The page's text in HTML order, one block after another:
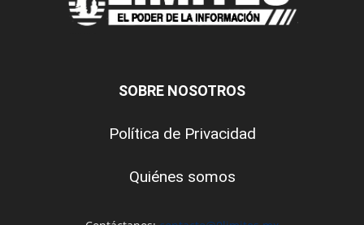
SOBRE NOSOTROS
Política de Privacidad
Quiénes somos